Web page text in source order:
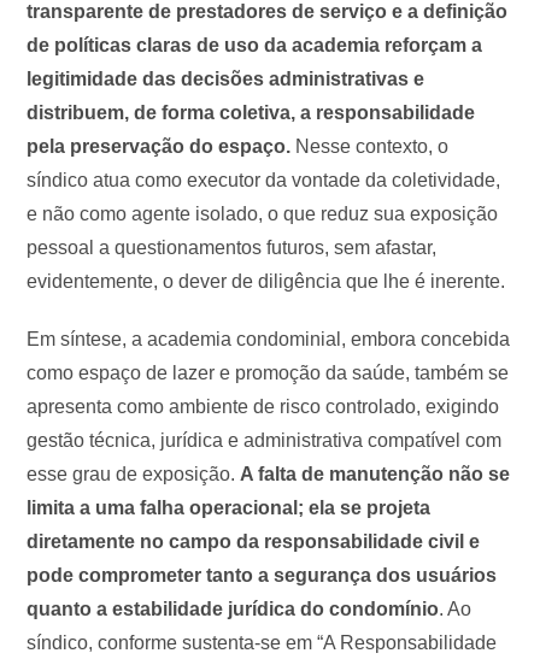
transparente de prestadores de serviço e a definição
de políticas claras de uso da academia reforçam a
legitimidade das decisões administrativas e
distribuem, de forma coletiva, a responsabilidade
pela preservação do espaço. Nesse contexto, o
síndico atua como executor da vontade da coletividade,
e não como agente isolado, o que reduz sua exposição
pessoal a questionamentos futuros, sem afastar,
evidentemente, o dever de diligência que lhe é inerente.
Em síntese, a academia condominial, embora concebida
como espaço de lazer e promoção da saúde, também se
apresenta como ambiente de risco controlado, exigindo
gestão técnica, jurídica e administrativa compatível com
esse grau de exposição. A falta de manutenção não se
limita a uma falha operacional; ela se projeta
diretamente no campo da responsabilidade civil e
pode comprometer tanto a segurança dos usuários
quanto a estabilidade jurídica do condomínio. Ao
síndico, conforme sustenta-se em “A Responsabilidade